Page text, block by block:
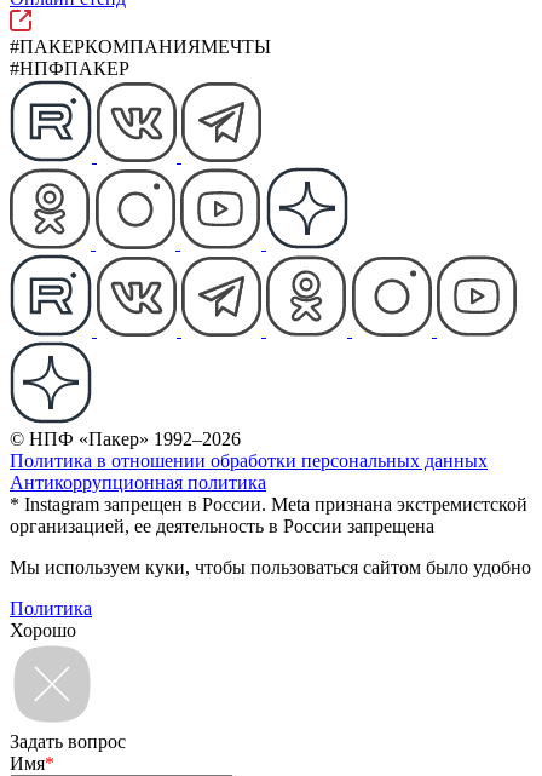
#ПАКЕРКОМПАНИЯМЕЧТЫ
#НПФПАКЕР
© НПФ «Пакер» 1992–2026
Политика в отношении обработки персональных данных
Антикоррупционная политика
* Instagram запрещен в России. Meta признана экстремистской
организацией, ее деятельность в России запрещена
Мы используем куки, чтобы пользоваться сайтом было удобно
Политика
Хорошо
Задать вопрос
Имя*